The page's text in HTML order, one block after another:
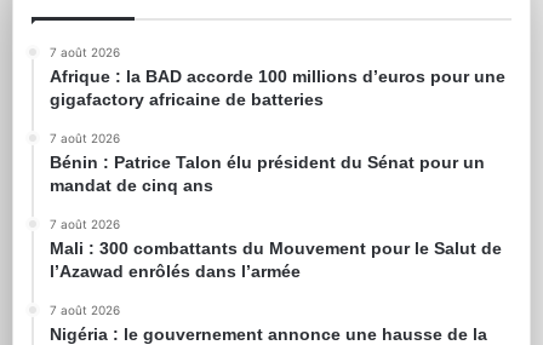
7 août 2026
Afrique : la BAD accorde 100 millions d’euros pour une
gigafactory africaine de batteries
7 août 2026
Bénin : Patrice Talon élu président du Sénat pour un
mandat de cinq ans
7 août 2026
Mali : 300 combattants du Mouvement pour le Salut de
l’Azawad enrôlés dans l’armée
7 août 2026
Nigéria : le gouvernement annonce une hausse de la